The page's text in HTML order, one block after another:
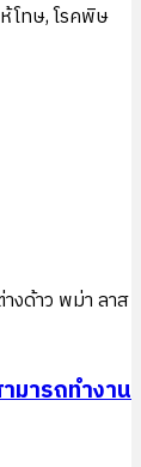
ห้โทษ, โรคพิษ
งด้าว พม่า ลาส
มารถทำงาน